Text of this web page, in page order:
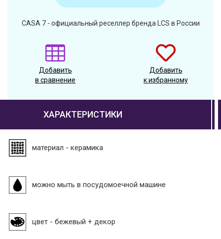
CASA 7 - официальный реселлер бренда LCS в России
Добавить
в сравнение
Добавить
к избранному
ХАРАКТЕРИСТИКИ
материал - керамика
можно мыть в посудомоечной машине
цвет - бежевый + декор